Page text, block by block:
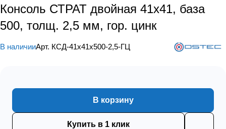
Консоль СТРАТ двойная 41х41, база
500, толщ. 2,5 мм, гор. цинк
В наличииАрт. КСД-41х41х500-2,5-ГЦ
В корзину
Купить в 1 клик